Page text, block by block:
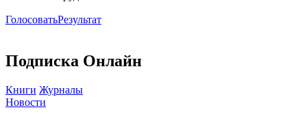
ГолосоватьРезультат
Подписка Онлайн
Книги Журналы
Новости